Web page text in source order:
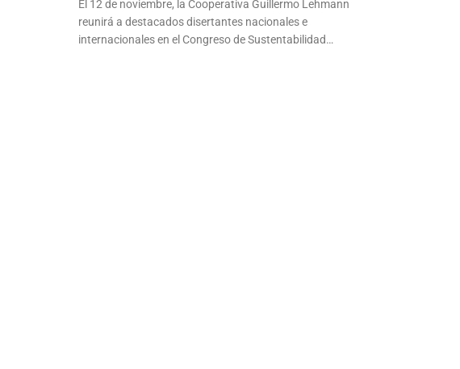
El 12 de noviembre, la Cooperativa Guillermo Lehmann
reunirá a destacados disertantes nacionales e
internacionales en el Congreso de Sustentabilidad…